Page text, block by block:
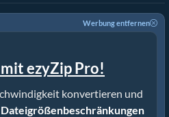
Werbung entfernen
ezyZip Pro!
konvertieren und